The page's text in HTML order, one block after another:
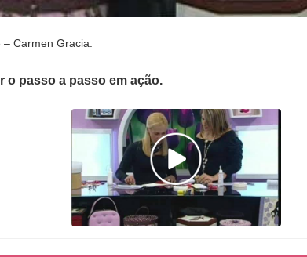
Carmen Gracia.
o passo a passo em ação.